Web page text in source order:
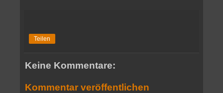
Teilen
Keine Kommentare:
Kommentar veröffentlichen